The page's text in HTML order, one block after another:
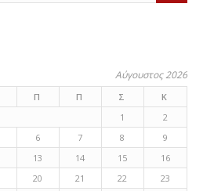
Αύγουστος 2026
Π Π Σ
Κ
1
2
6 7 8
9
13 14 15
16
20 21 22
23